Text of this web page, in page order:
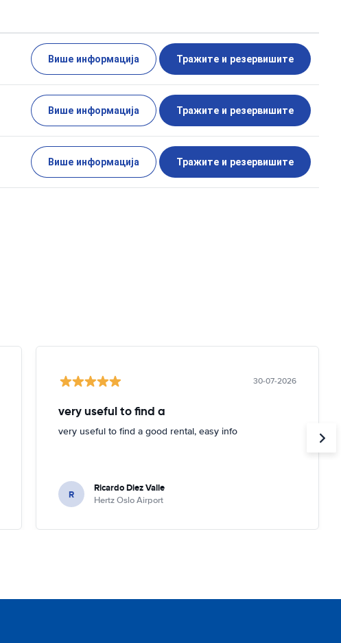
Више информација Тражите и резервишите
Више информација Тражите и резервишите
Више информација Тражите и резервишите
30-07-2026
very useful to find a
very useful to find a good rental, easy info
R Ricardo Diez Valle
Hertz Oslo Airport